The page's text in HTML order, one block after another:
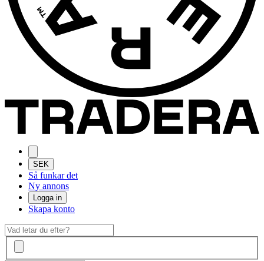
SEK
Så funkar det
Ny annons
Logga in
Skapa konto